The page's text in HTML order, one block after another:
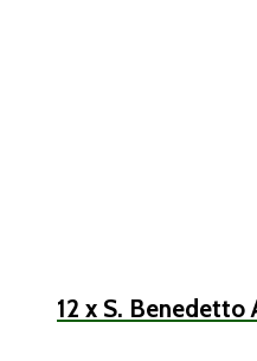
12 x S. Benedetto